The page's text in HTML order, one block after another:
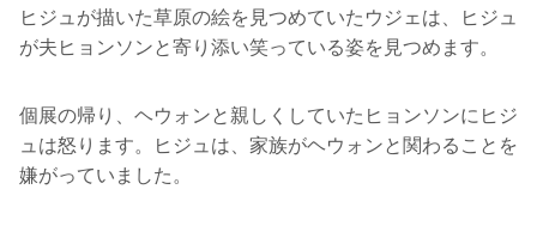
ヒジュが描いた草原の絵を見つめていたウジェは、ヒジュ
が夫ヒョンソンと寄り添い笑っている姿を見つめます。
個展の帰り、ヘウォンと親しくしていたヒョンソンにヒジ
ュは怒ります。ヒジュは、家族がヘウォンと関わることを
嫌がっていました。